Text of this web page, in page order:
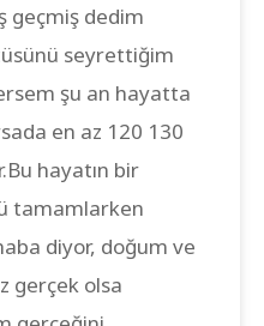
geçmiş dedim
seyrettiğim
şu an hayatta
en az 120 130
hayatın bir
tamamlarken
diyor, doğum ve
gerçek olsa